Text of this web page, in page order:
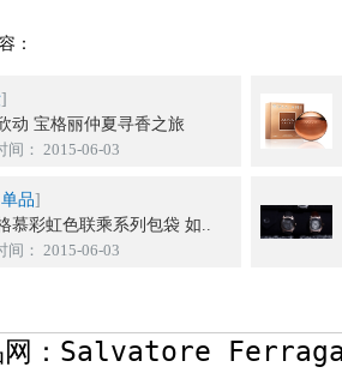
：
]
动 宝格丽仲夏寻香之旅
间： 2015-06-03
品]
慕彩虹色联乘系列包袋 如..
间： 2015-06-03